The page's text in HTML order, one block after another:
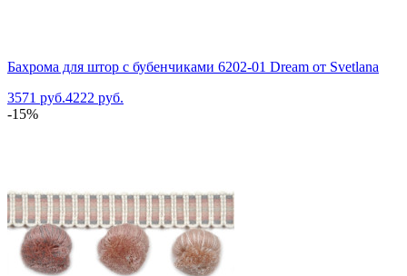
Бахрома для штор с бубенчиками 6202-01 Dream от Svetlana
3571 руб.4222 руб.
-15%